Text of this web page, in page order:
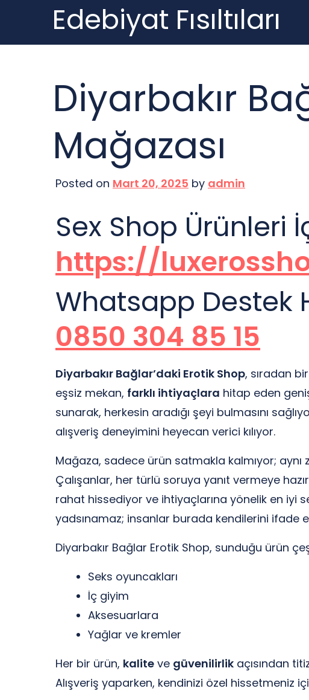
content
Edebiyat Fısıltıları
Diyarbakır
Mağazası
Posted on Mart 20, 2025 by admin
Sex Shop Ürünleri
https://
Whatsapp Destek
0850 304 85 15
Diyarbakır Bağlar’daki Erotik Shop, sıradan
eşsiz mekan, farklı ihtiyaçlara hitap eden
sunarak, herkesin aradığı şeyi bulmasını
alışveriş deneyimini heyecan verici kılıyor.
Mağaza, sadece ürün satmakla kalmıyor; aynı
Çalışanlar, her türlü soruya yanıt vermeye
rahat hissediyor ve ihtiyaçlarına yönelik en iyi
yadsınamaz; insanlar burada kendilerini ifade
Diyarbakır Bağlar Erotik Shop, sunduğu ürün
Seks oyuncakları
İç giyim
Aksesuarlara
Yağlar ve kremler
Her bir ürün, kalite ve güvenilirlik açısından
Alışveriş yaparken, kendinizi özel hissetmeniz